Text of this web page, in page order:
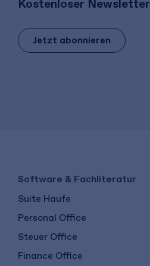
Kostenloser Newsletter
Jetzt abonnieren
Software & Fachliteratur
Suite Haufe
Personal Office
Steuer Office
Finance Office